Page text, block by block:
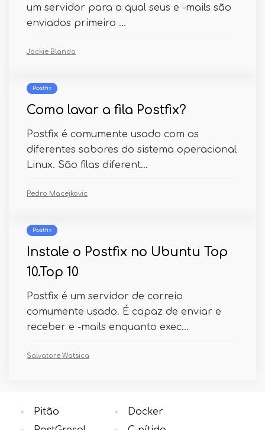
um servidor para o qual seus e -mails são
enviados primeiro ...
Jackie Blanda
Postfix
Como lavar a fila Postfix?
Postfix é comumente usado com os
diferentes sabores do sistema operacional
Linux. São filas diferent...
Pedro Macejkovic
Postfix
Instale o Postfix no Ubuntu Top
10.Top 10
Postfix é um servidor de correio
comumente usado. É capaz de enviar e
receber e -mails enquanto exec...
Salvatore Watsica
Pitão
Docker